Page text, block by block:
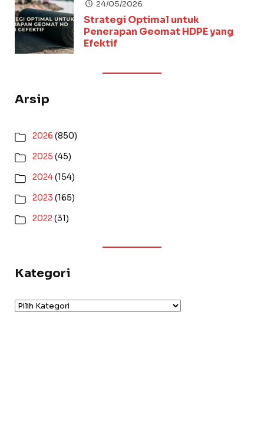
24/05/2026
Strategi Optimal untuk
Penerapan Geomat HDPE yang
Efektif
Arsip
2026 (850)
2025 (45)
2024(154)
2023 (165)
2022(31)
Kategori
Kategori